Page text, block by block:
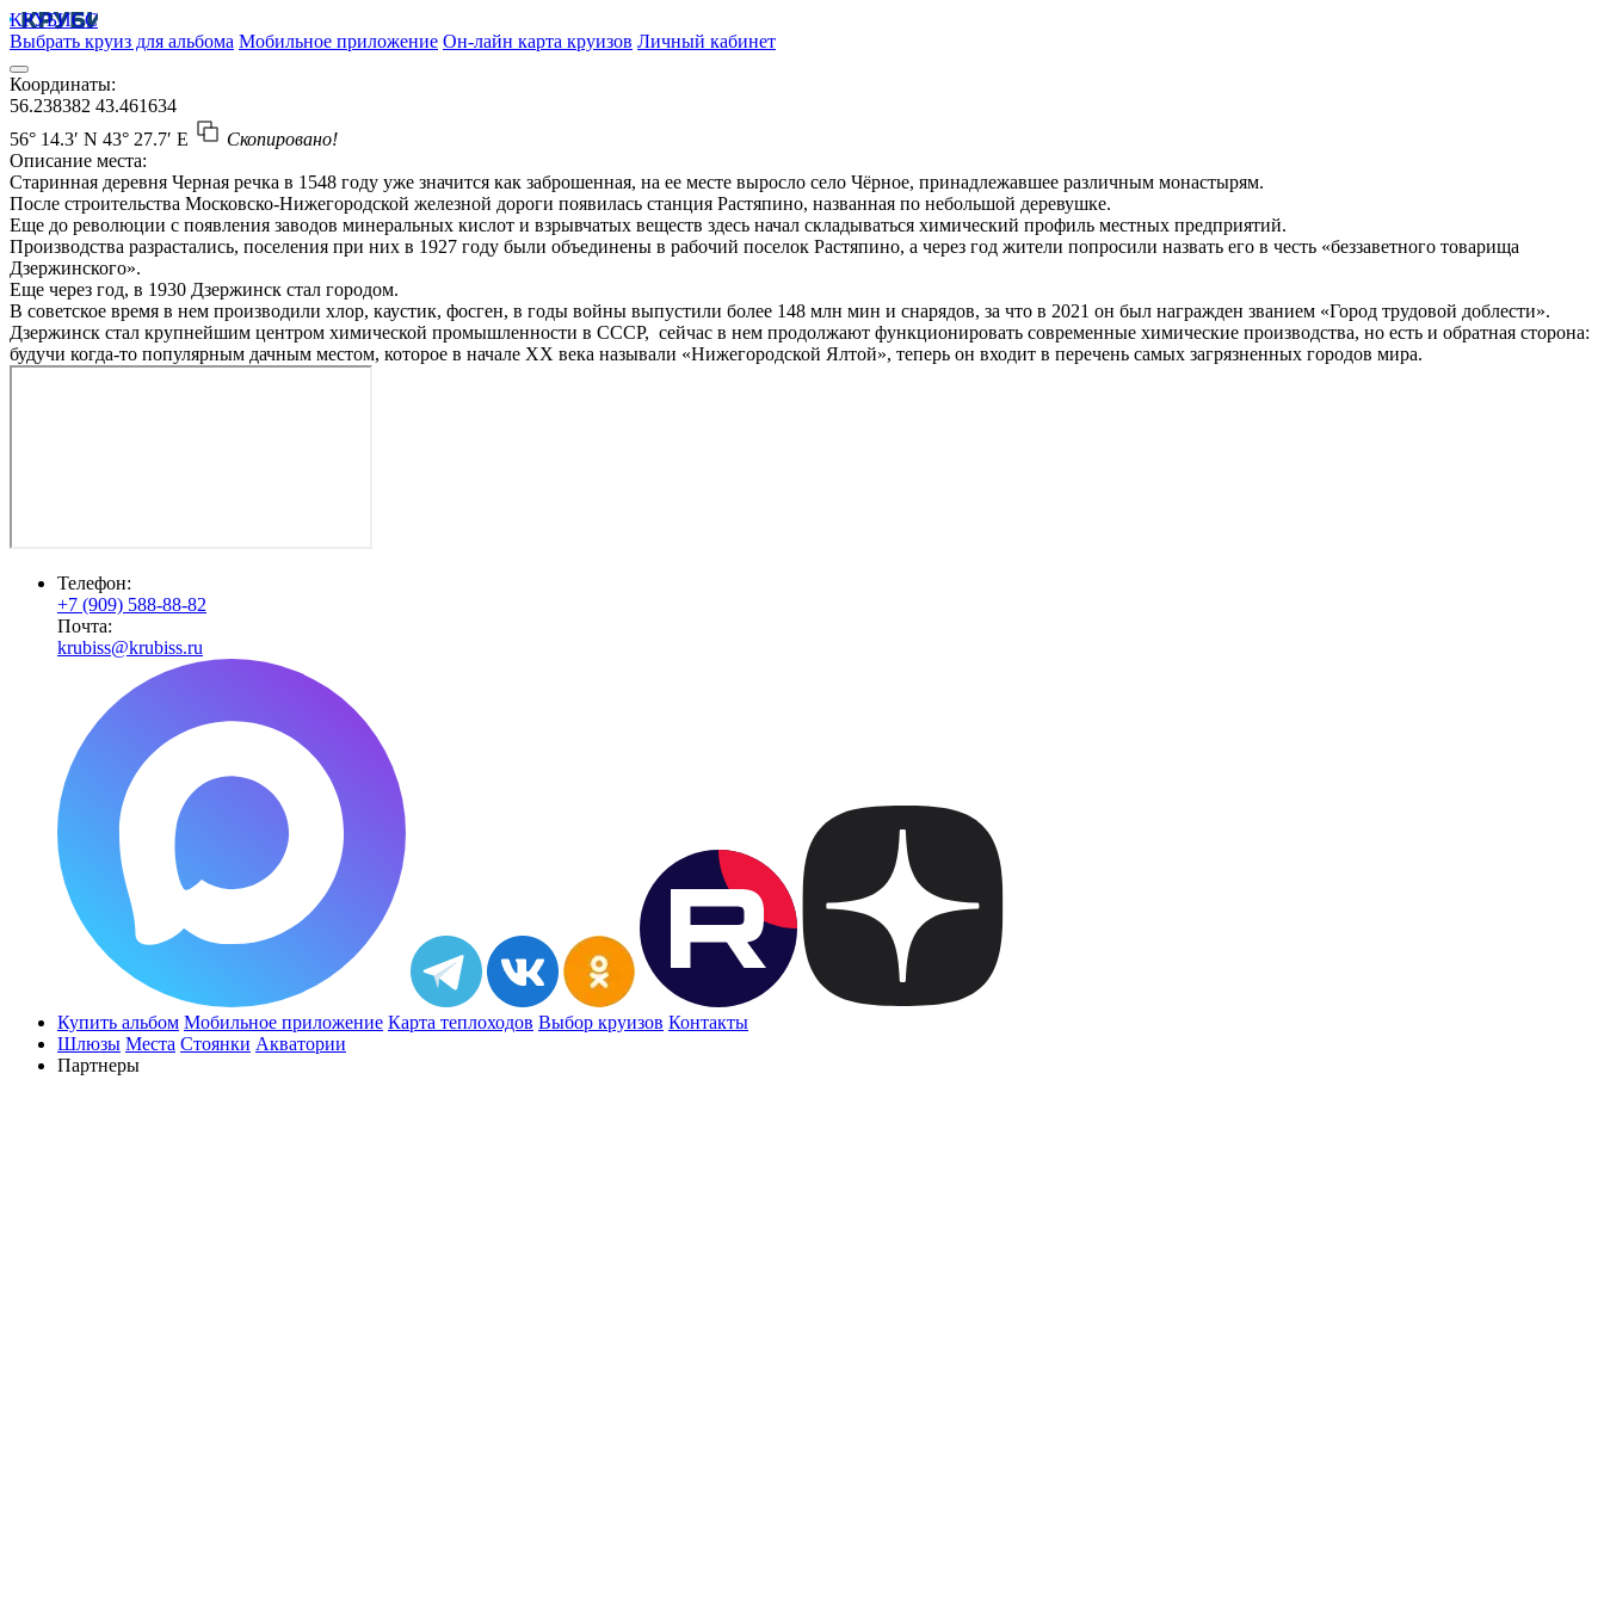
КРУБИСС
Выбрать круиз для альбома Мобильное приложение Он-лайн карта круизов Личный кабинет
Координаты:
56.238382 43.461634
56° 14.3′ N 43° 27.7′ E
Скопировано!
Описание места:
Старинная деревня Черная речка в 1548 году уже значится как заброшенная, на ее месте выросло село Чёрное, принадлежавшее различным монастырям.
После строительства Московско-Нижегородской железной дороги появилась станция Растяпино, названная по небольшой деревушке.
Еще до революции с появления заводов минеральных кислот и взрывчатых веществ здесь начал складываться химический профиль местных предприятий.
Производства разрастались, поселения при них в 1927 году были объединены в рабочий поселок Растяпино, а через год жители попросили назвать его в честь «беззаветного товарища
Дзержинского».
Еще через год, в 1930 Дзержинск стал городом.
В советское время в нем производили хлор, каустик, фосген, в годы войны выпустили более 148 млн мин и снарядов, за что в 2021 он был награжден званием «Город трудовой доблести».
Дзержинск стал крупнейшим центром химической промышленности в СССР, сейчас в нем продолжают функционировать современные химические производства, но есть и обратная сторона:
будучи когда-то популярным дачным местом, которое в начале ХХ века называли «Нижегородской Ялтой», теперь он входит в перечень самых загрязненных городов мира.
Телефон:
+7 (909) 588-88-82
Почта:
krubiss@krubiss.ru
Купить альбом Мобильное приложение Карта теплоходов Выбор круизов Контакты
Шлюзы Места Стоянки Акватории
Партнеры